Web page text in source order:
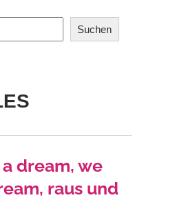
Suchen
dream, we
raus und